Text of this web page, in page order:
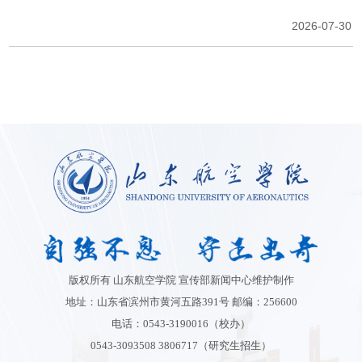
版权所有 山东航空学院 宣传部新闻中心维护制作
地址：山东省滨州市黄河五路391号 邮编：256600
电话：0543-3190016（校办）
0543-3093508 3806717（研究生招生）